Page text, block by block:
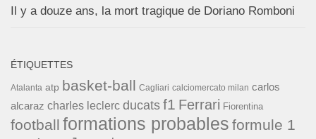
Il y a douze ans, la mort tragique de Doriano Romboni
ÉTIQUETTES
Atalanta atp basket-ball Cagliari calciomercato milan carlos
alcaraz charles leclerc ducats f1 Ferrari Fiorentina
football formations probables formule 1